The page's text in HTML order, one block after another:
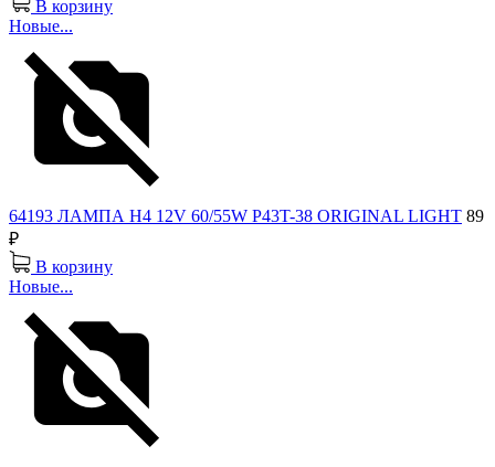
В корзину
Новые...
64193 ЛАМПА H4 12V 60/55W P43T-38 ORIGINAL LIGHT 89
₽
В корзину
Новые...